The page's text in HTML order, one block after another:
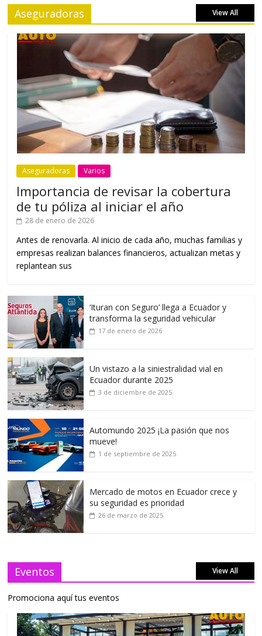
Aseguradoras View All
Aseguradoras Varios
Importancia de revisar la cobertura
de tu póliza al iniciar el año
28 de enero de 2026
Antes de renovarla. Al inicio de cada año, muchas familias y
empresas realizan balances financieros, actualizan metas y
replantean sus
‘Ituran con Seguro’ llega a Ecuador y
transforma la seguridad vehicular
17 de enero de 2026
Un vistazo a la siniestralidad vial en
Ecuador durante 2025
3 de diciembre de 2025
Automundo 2025 ¡La pasión que nos
mueve!
1 de septiembre de 2025
Mercado de motos en Ecuador crece y
su seguridad es prioridad
26 de marzo de 2025
Eventos View All
Promociona aquí tus eventos